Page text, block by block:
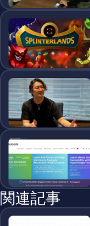
関連記事